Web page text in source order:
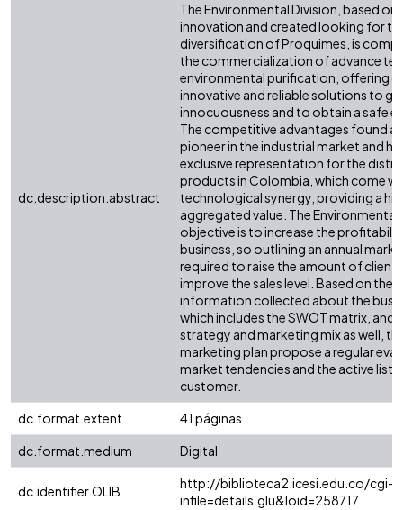
dc.description.abstract
The Environmental Division, based
innovation and created looking for
diversification of Proquimes, is
the commercialization of advance
environmental purification, offering
innovative and reliable solutions to
innocuousness and to obtain a safe
The competitive advantages found
pioneer in the industrial market and
exclusive representation for the
products in Colombia, which come
technological synergy, providing a
aggregated value. The Environmental
objective is to increase the
business, so outlining an annual
required to raise the amount of
improve the sales level. Based on the
information collected about the
which includes the SWOT matrix, and
strategy and marketing mix as well,
marketing plan propose a regular
market tendencies and the active
customer.
dc.format.extent
41 páginas
dc.format.medium
Digital
dc.identifier.OLIB
http://biblioteca2.icesi.edu.co/cgi-
infile=details.glu&loid=258717